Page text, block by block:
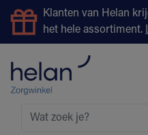
Klanten van Helan
het hele assortiment.